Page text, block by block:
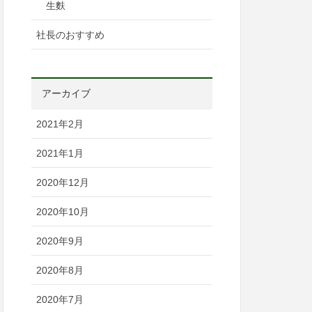
生麩
社長のおすすめ
アーカイブ
2021年2月
2021年1月
2020年12月
2020年10月
2020年9月
2020年8月
2020年7月